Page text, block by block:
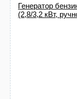
Генератор
(2,8/3,2 кВт,